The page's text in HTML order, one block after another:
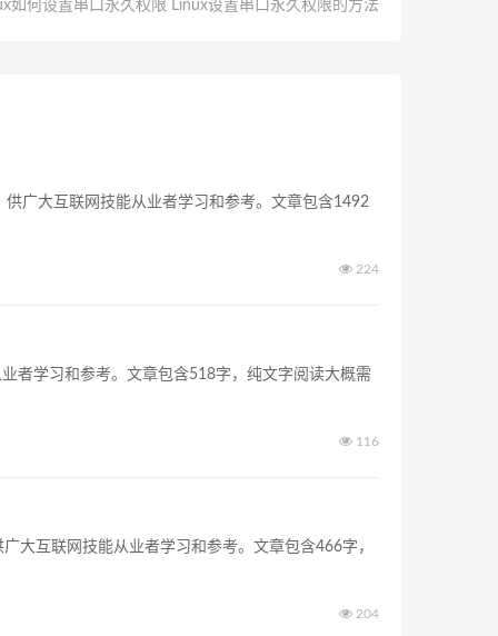
如何设置串口永久权限 Linux设置串口永久权限的方法
广大互联网技能从业者学习和参考。文章包含1492
224
者学习和参考。文章包含518字，纯文字阅读大概需
116
大互联网技能从业者学习和参考。文章包含466字，
204